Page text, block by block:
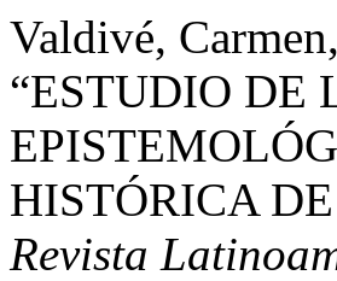
Valdivé,
“ESTUDIO DE
HISTÓRICA
Revista